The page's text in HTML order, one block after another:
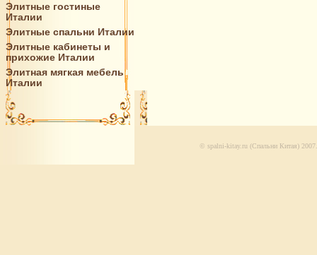
Элитные гостиные
Италии
Элитные спальни Италии
Элитные кабинеты и
прихожие Италии
Элитная мягкая мебель
Италии
© spalni-kitay.ru (Спальни Китая) 2007.